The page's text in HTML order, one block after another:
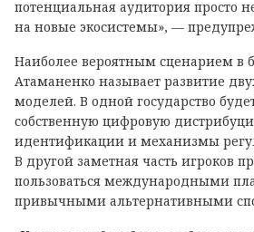
потенциальная аудитория просто
на новые экосистемы», —
Наиболее вероятным сценарием
Атаманенко называет развитие
моделей. В одной государство
собственную цифровую
идентификации и механизмы
В другой заметная часть игроков
пользоваться международными
привычными альтернативными